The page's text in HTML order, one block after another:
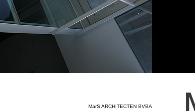
MarS ARCHITECTEN BVBA